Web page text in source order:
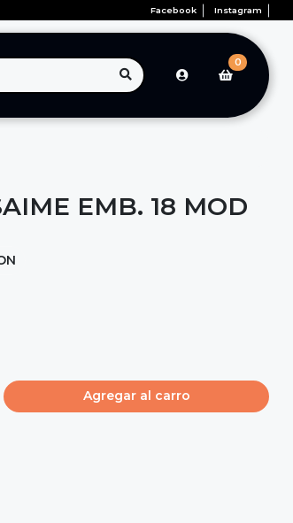
Facebook Instagram
0
EMB. 18 MOD
Agregar al carro